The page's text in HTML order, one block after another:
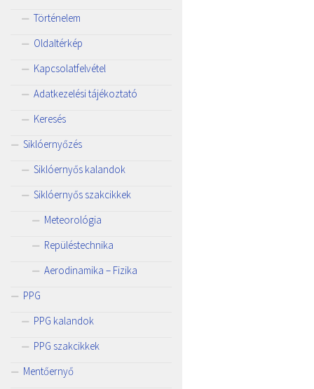
Történelem
Oldaltérkép
Kapcsolatfelvétel
Adatkezelési tájékoztató
Keresés
Siklóernyőzés
Siklóernyős kalandok
Siklóernyős szakcikkek
Meteorológia
Repüléstechnika
Aerodinamika – Fizika
PPG
PPG kalandok
PPG szakcikkek
Mentőernyő